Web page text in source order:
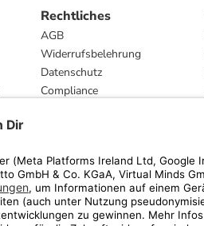
Rechtliches
AGB
Widerrufsbelehrung
Datenschutz
Compliance